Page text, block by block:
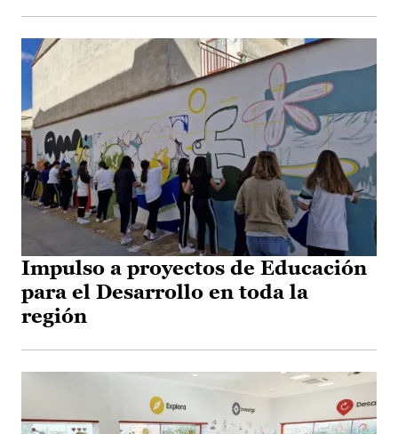
Impulso a proyectos de Educación
para el Desarrollo en toda la
región